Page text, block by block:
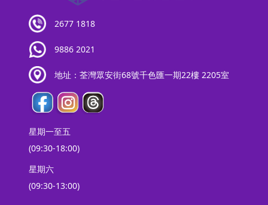
2677 1818
9886 2021
地址：荃灣眾安街68號千色匯一期22樓 2205室
星期一至五
(09:30-18:00)
星期六
(09:30-13:00)